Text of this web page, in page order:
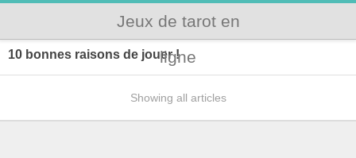
Jeux de tarot en
ligne
10 bonnes raisons de jouer !
Showing all articles